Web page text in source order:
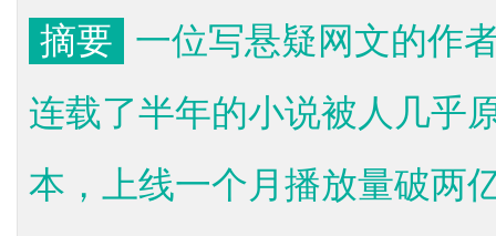
摘要
一位写悬疑网文的作
连载了半年的小说被人几乎
本，上线一个月播放量破两